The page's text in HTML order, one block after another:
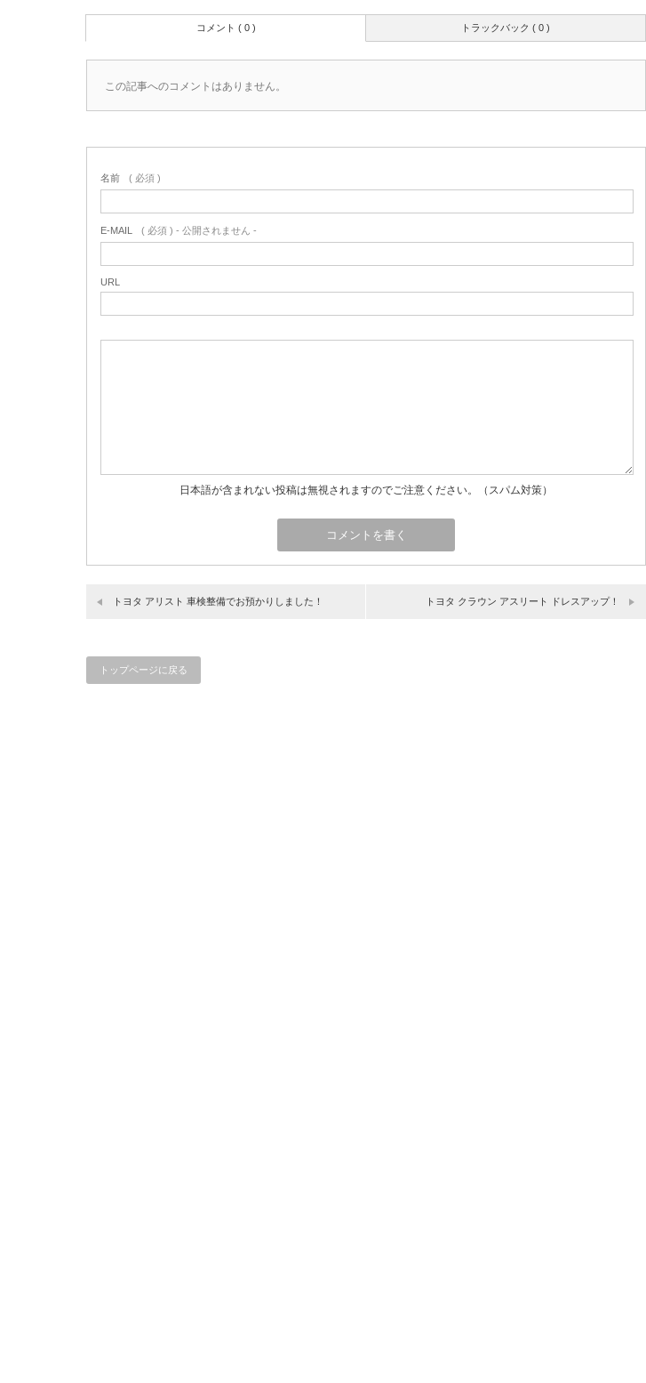
トラックバック ( 0 )
コメント ( 0 )
この記事へのコメントはありません。
名前 ( 必須 )
E-MAIL ( 必須 ) - 公開されません -
URL
日本語が含まれない投稿は無視されますのでご注意ください。（スパム対策）
トヨタ アリスト 車検整備でお預かりしました！ トヨタ クラウン アスリート ドレスアップ！
トップページに戻る